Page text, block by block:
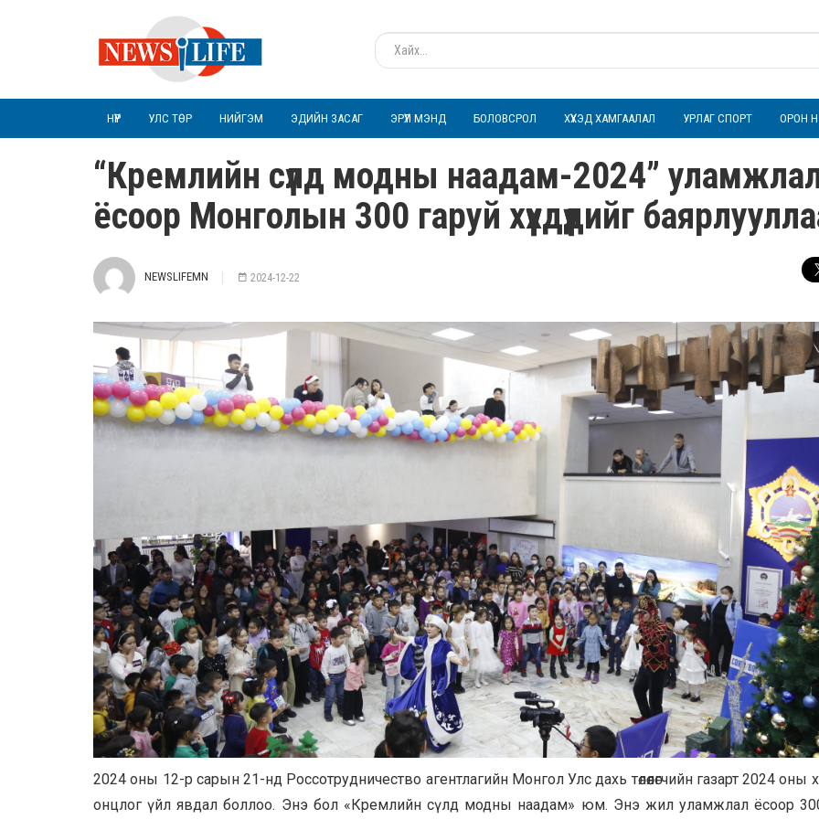
НҮҮР УЛС ТӨР НИЙГЭМ ЭДИЙН ЗАСАГ ЭРҮҮЛ МЭНД БОЛОВСРОЛ ХҮҮХЭД ХАМГААЛАЛ УРЛАГ СПОРТ ОРОН
“Кремлийн сүлд модны наадам-2024”
ёсоор Монголын 300 гаруй хүүхдүүдийг
NEWSLIFEMN 2024-12-22
2024 оны 12-р сарын 21-нд Россотрудничество агентлагийн Монгол Улс дахь төлөөлөгчийн газарт 2024 оны
онцлог үйл явдал боллоо. Энэ бол «Кремлийн сүлд модны наадам» юм. Энэ жил уламжлал ёсоор